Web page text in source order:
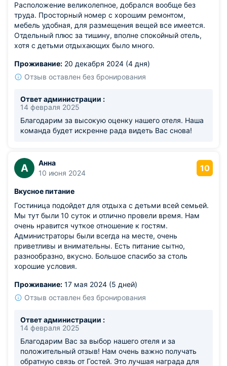
Расположение великолепное, добрался вообще без
труда. Просторный номер с хорошим ремонтом,
мебель удобная, для размещения вещей все имеется.
Отдельный плюс за тишину, вполне спокойный отель,
хотя с детьми отдыхающих было много.
Проживание: 20 декабря 2024 (4 дня)
Отзыв оставлен без бронирования
Ответ администрации :
14 февраля 2025
Благодарим за высокую оценку нашего отеля. Наша
команда будет искренне рада видеть Вас снова!
А
Анна
10 июня 2024
10
Вкусное питание
Гостиница подойдет для отдыха с детьми всей семьей.
Мы тут были 10 суток и отлично провели время. Нам
очень нравится чуткое отношение к гостям.
Администраторы были всегда на месте, очень
приветливы и внимательны. Есть питание сытно,
разнообразно, вкусно. Большое спасибо за столь
хорошие условия.
Проживание: 17 мая 2024 (5 дней)
Отзыв оставлен без бронирования
Ответ администрации :
14 февраля 2025
Благодарим Вас за выбор нашего отеля и за
положительный отзыв! Нам очень важно получать
обратную связь от Гостей. Это лучшая награда для